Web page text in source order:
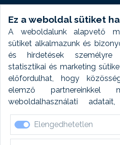
Ez a weboldal sütiket
A weboldalunk alapvető
sütiket alkalmazunk és
és hirdetések személyre
statisztikai és marketing
előfordulhat, hogy
elemző
weboldalhasználati
forrásokból gyűjtött
elfogadásával
ezen adatokat 6 hónap után
Elengedhetetlen
Weboldal
Fényképtár
Autómosó